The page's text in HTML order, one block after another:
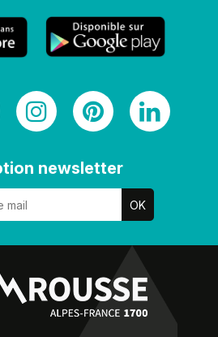
newsletter